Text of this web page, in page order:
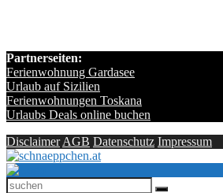
Partnerseiten:
Ferienwohnung Gardasee
Urlaub auf Sizilien
Ferienwohnungen Toskana
Urlaubs Deals online buchen
Disclaimer AGB Datenschutz Impressum